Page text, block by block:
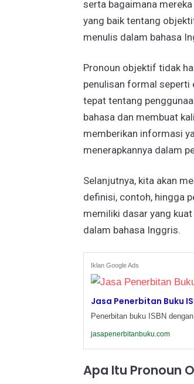
serta bagaimana
yang baik tentang
menulis dalam bahasa
Pronoun objektif tidak
penulisan formal seperti
tepat tentang
bahasa dan membuat
memberikan informasi
menerapkannya dalam
Selanjutnya, kita akan
definisi, contoh, hingga
memiliki dasar yang
dalam bahasa Inggris.
Iklan Google Ads
Jasa Penerbitan Buku
Penerbitan buku ISBN
jasapenerbitanbuku.com
Apa Itu Pronoun